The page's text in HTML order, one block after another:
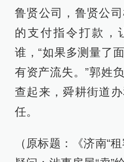
鲁贤公司，鲁贤公
的支付指令打款，
谁，“如果多测量了
有资产流失。”郭姓
查起来，舜耕街道
任。
（原标题：《济南“